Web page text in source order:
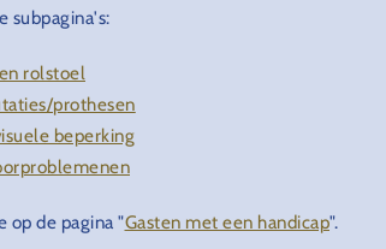
subpagina's:
rolstoel
prothesen
beperking
op de pagina "Gasten met een handicap".